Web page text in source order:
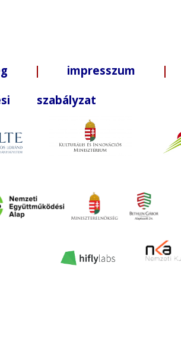
| impresszum |
szabályzat